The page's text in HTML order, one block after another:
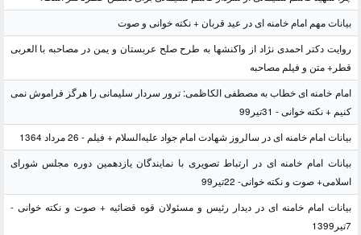
بیانات مهم امام خامنه ای در عید قربان + نکته خوانی و صوت
روایت دکتر احمدی نژاد از واکنشها به طرح صلح عربستان و یمن در مصاحبه با العربی
قطر+ متن و فیلم مصاحبه
امام خامنه ای خطاب به مصطفی الکاظمی: ترور سردار سلیمانی را هرگز فراموش نمی
کنیم + نکته خوانی - 31تیر99
بیانات امام خامنه ای در سالروز شهادت امام جواد علیه‌السلام + فیلم - 26 مرداد 1364
بیانات امام خامنه ای در ارتباط تصویری با نمایندگان یازدهمین دوره مجلس شورای
اسلامی+ صوت و نکته خوانی- 22تیر99
بیانات امام خامنه ای در دیدار رئیس و مسئولان قوه قضائیه + صوت و نکته خوانی -
7تیر1399